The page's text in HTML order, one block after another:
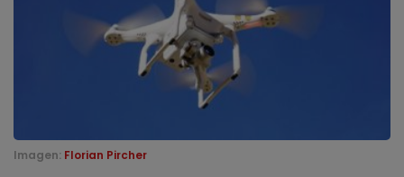
Imagen: Florian Pircher